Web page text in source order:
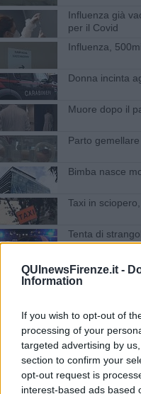
QUInewsFirenze.it -
Information
If you wish to opt-out of
processing of your
targeted advertising by
section to confirm your
opt-out request is
interest-based ads based
Influenza già
per il Covid
Influenza,
Donna incinta
Muore dopo il
Parto
Bimba nasce
Taxi in
Tenta di
Neonata senza
Covid, ecco chi
L'ufficio
Prorogati buoni